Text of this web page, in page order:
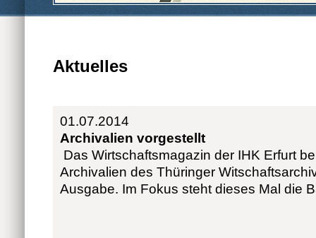
Aktuelles
01.07.2014
Archivalien vorgestellt
Das Wirtschaftsmagazin der IHK Erfurt
Archivalien des Thüringer
Ausgabe. Im Fokus steht dieses Mal die